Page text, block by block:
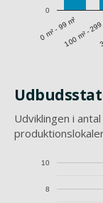
0 m² - 99 m²100 m² -
0
Udviklingen i
8
10